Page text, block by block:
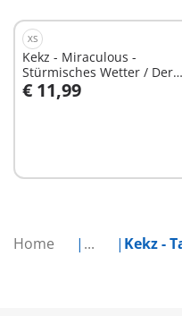
Home ... Kekz -
XS
Kekz - Miraculous -
Stürmisches Wetter / Der
Bubbler
€ 11,99
In den Warenkorb